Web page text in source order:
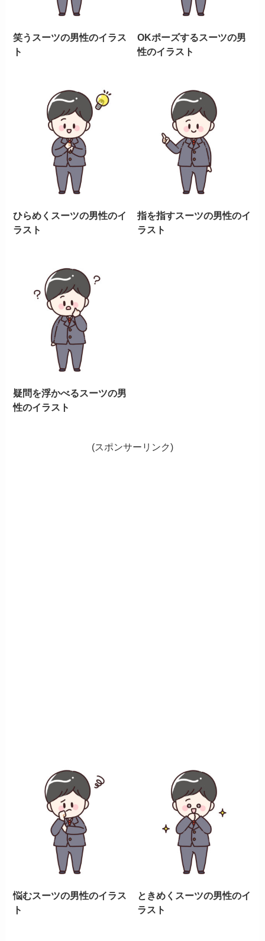
笑うスーツの男性のイラス
ト
OKポーズするスーツの男
性のイラスト
ひらめくスーツの男性のイ
ラスト
指を指すスーツの男性のイ
ラスト
疑問を浮かべるスーツの男
性のイラスト
(スポンサーリンク)
悩むスーツの男性のイラス
ト
ときめくスーツの男性のイ
ラスト